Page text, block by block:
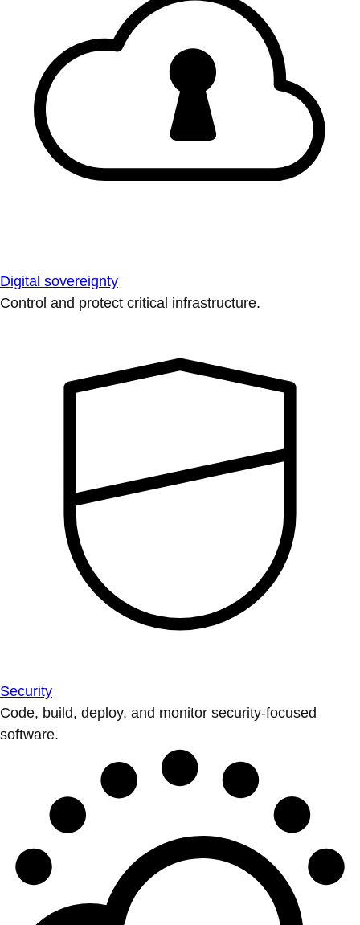
Digital sovereignty
Control and protect critical infrastructure.
Security
Code, build, deploy, and monitor security-focused
software.